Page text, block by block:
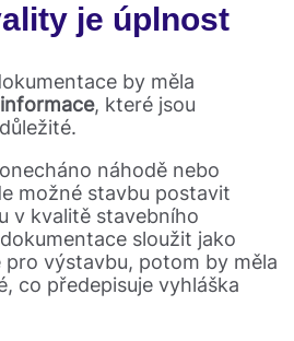
je úplnost
by měla
, které jsou
náhodě nebo
možné stavbu postavit
v kvalitě stavebního
sloužit jako
výstavbu, potom by měla
co předepisuje vyhláška